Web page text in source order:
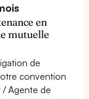
en
mutuelle
de
convention
/ Agente de